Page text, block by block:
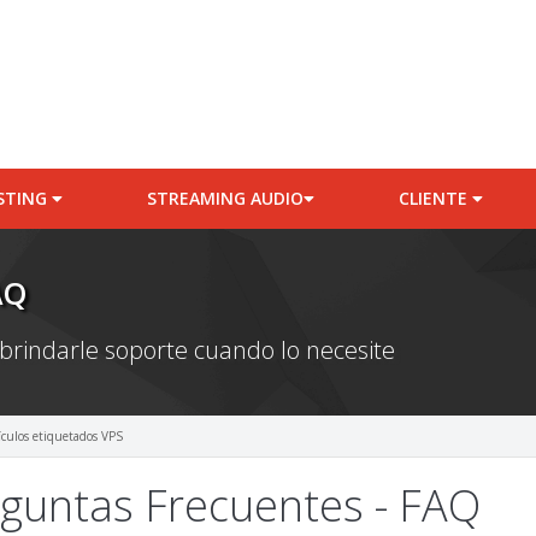
STREAMING AUDIO CLIENTE
soporte cuando lo necesite
etiquetados VPS
Frecuentes - FAQ